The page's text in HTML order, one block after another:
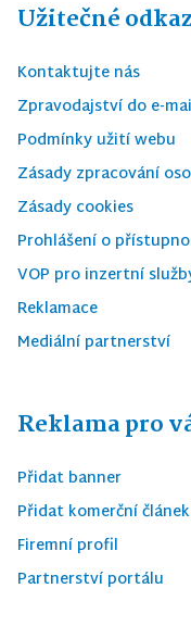
Užitečné
Kontaktujte nás
Zpravodajství do e-
Podmínky užití webu
Zásady zpracování
Zásady cookies
Prohlášení o
VOP pro inzertní
Reklamace
Mediální partnerství
Reklama pro
Přidat banner
Přidat komerční článek
Firemní profil
Partnerství portálu